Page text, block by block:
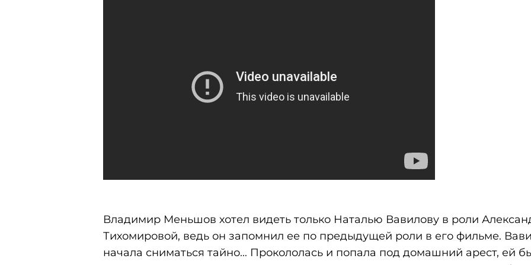
Владимир Меньшов хотел видеть только Наталью Вавилову в роли
Тихомировой, ведь он запомнил ее по предыдущей роли в его фильме.
начала сниматься тайно... Прокололась и попала под домашний арест, ей